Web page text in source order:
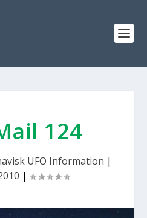
124
UFO Information |
|